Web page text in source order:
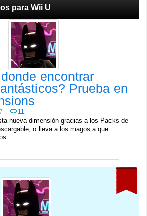
para Wii U
encontrar
Prueba en
- 11
nueva dimensión gracias a los Packs de
o lleva a los magos a que